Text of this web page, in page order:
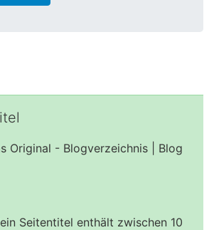
Original - Blogverzeichnis | Blog
Seitentitel enthält zwischen 10